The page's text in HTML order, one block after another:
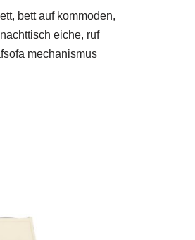
bett auf kommoden,
eiche, ruf
mechanismus